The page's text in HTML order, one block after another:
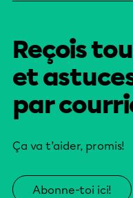
Reçois
et
par
Ça va t’aider, promis!
Abonne-toi ici!